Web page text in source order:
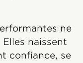
ne
naissent
confiance, se